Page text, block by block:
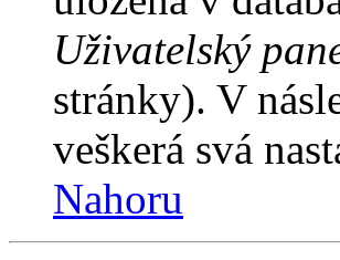
Uživatelský
stránky). V
veškerá svá
Nahoru